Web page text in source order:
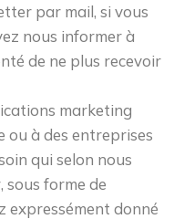
par mail, si vous
nous informer à
de ne plus recevoir
marketing
ou à des entreprises
qui selon nous
forme de
expressément donné